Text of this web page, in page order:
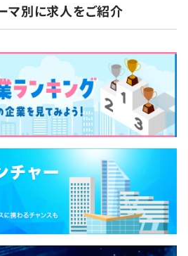
マ別に求人をご紹介